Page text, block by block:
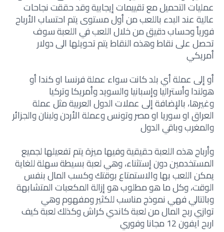
عمليات التحميل مع تقييمات إيجابية وقد حققت نجاحات
عالية عند البدء باللعب من أول مستوى يتم احتساب الأرباح
فورياً وحساب دقيق من خلال اللعب في اللعبة سوف
تحصل على نقاط وهذه النقاط يتم تحويلها الى دولار
أمريكي
أو إلى عملة أي بلد كانت سواء عملة فرنسا او كندا أو
هولندا وأستراليا وإسبانيا والسويد وأمريكا وتركيا
وغيرها، بالإضافة إلى عملات الدول العربية مثل عملة
العراق او سوريا او مصر وتونس وعملة الأردن ولبنان والجزائر
والمغرب وباقي الدول
وأرباح هذه اللعبة حقيقية وفيها ميزة يتم تفعيلها لجميع
المستخدمين دون إستثناء، وهي لعبة بسيطة سهلة للغاية
يمكن اللعب بها والاستمتاع بوقتك وكسب المال بنفس
الوقت،وكل ما هو مطلوب هو إزالة المكعبات المتشابهة
وبالتالي فهي نموذج مناسب للكثير ومفهوم وهي
توازيربح المال من لعبة كاندي كراش وكذلك لعبةكيف
اربح ايفون 12 مجانا وفوري